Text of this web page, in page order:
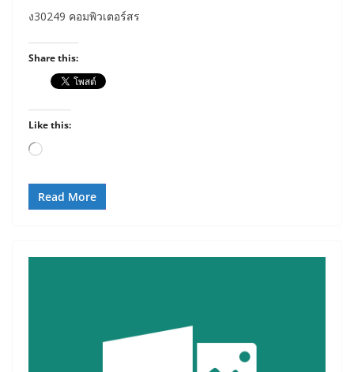
ง30249 คอมพิวเตอร์สร
Share this:
Like this:
Loading…
Read More